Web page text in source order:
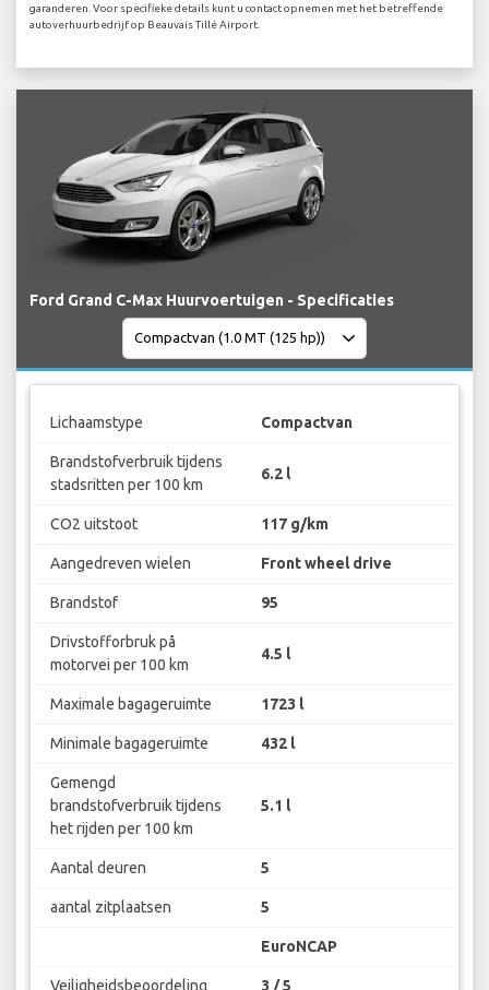
garanderen. Voor specifieke details kunt u contact opnemen met het betreffende
autoverhuurbedrijf op Beauvais Tillé Airport.
Ford Grand C-Max Huurvoertuigen - Specificaties
Lichaamstype Compactvan
Brandstofverbruik tijdens
stadsritten per 100 km
6.2 l
CO2 uitstoot 117 g/km
Aangedreven wielen Front wheel drive
Brandstof 95
Drivstofforbruk på
motorvei per 100 km
4.5 l
Maximale bagageruimte 1723 l
Minimale bagageruimte 432 l
Gemengd
brandstofverbruik tijdens
het rijden per 100 km
5.1 l
Aantal deuren 5
aantal zitplaatsen 5
EuroNCAP
Veiligheidsbeoordeling 3 / 5